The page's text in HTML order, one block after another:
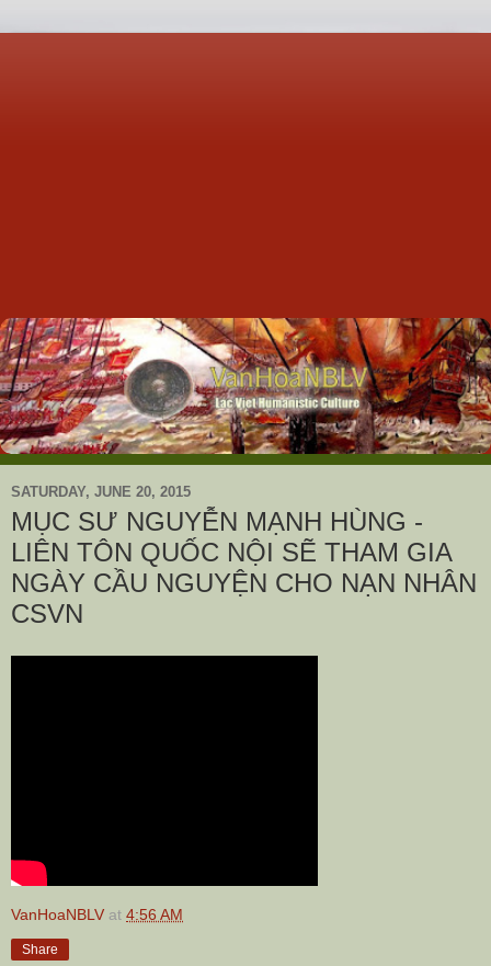
SATURDAY, JUNE 20, 2015
MỤC SƯ NGUYỄN MẠNH HÙNG -
LIÊN TÔN QUỐC NỘI SẼ THAM GIA
NGÀY CẦU NGUYỆN CHO NẠN NHÂN
CSVN
VanHoaNBLV at 4:56 AM
Share